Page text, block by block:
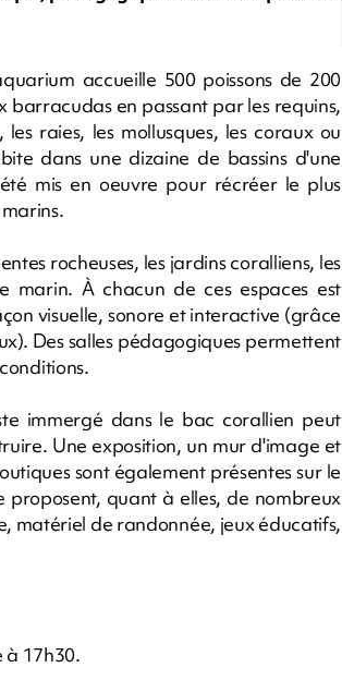
accueille 500 poissons de 200
barracudas en passant par les requins,
raies, les mollusques, les coraux ou
dans une dizaine de bassins d'une
mis en oeuvre pour récréer le plus
rocheuses, les jardins coralliens, les
marin. À chacun de ces espaces est
visuelle, sonore et interactive (grâce
Des salles pédagogiques permettent
immergé dans le bac corallien peut
Une exposition, un mur d'image et
sont également présentes sur le
quant à elles, de nombreux
matériel de randonnée, jeux éducatifs,
à 17h30.